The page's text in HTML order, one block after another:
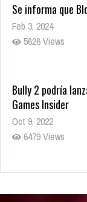
Se informa que
Feb 3, 2024
5626 Views
Bully 2 podría
Games Insider
Oct 9, 2022
6479 Views
Rumor: Se filtran